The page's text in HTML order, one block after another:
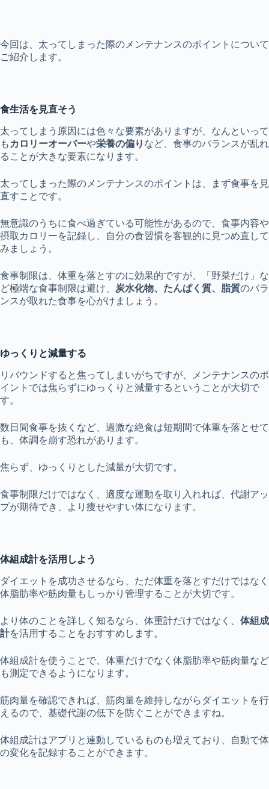
今回は、太ってしまった際のメンテナンスのポイントについて
ご紹介します。
食生活を見直そう
太ってしまう原因には色々な要素がありますが、なんといって
も カロリーオーバーや栄養の偏り など、食事のバランスが乱れ
ることが大きな要素になります。
太ってしまった際のメンテナンスのポイントは、まず食事を見
直すことです。
無意識のうちに食べ過ぎている可能性があるので、食事内容や
摂取カロリーを記録し、自分の食習慣を客観的に見つめ直して
みましょう。
食事制限は、体重を落とすのに効果的ですが、「野菜だけ」な
ど極端な食事制限は避け、 炭水化物、たんぱく質、脂質のバラ
ンスが取れた食事を心がけましょう。
ゆっくりと減量する
リバウンドすると焦ってしまいがちですが、メンテナンスのポ
イントでは焦らずにゆっくりと減量するということが大切で
す。
数日間食事を抜くなど、過激な絶食は短期間で体重を落とせて
も、体調を崩す恐れがあります。
焦らず、ゆっくりとした減量が大切です。
食事制限だけではなく、適度な運動を取り入れれば、代謝アッ
プが期待でき、より痩せやすい体になります。
体組成計を活用しよう
ダイエットを成功させるなら、ただ体重を落とすだけではなく
体脂肪率や筋肉量もしっかり管理することが大切です。
より体のことを詳しく知るなら、体重計だけではなく、 体組成
計を活用することをおすすめします。
体組成計を使うことで、体重だけでなく体脂肪率や筋肉量など
も測定できるようになります。
筋肉量を確認できれば、筋肉量を維持しながらダイエットを行
えるので、基礎代謝の低下を防ぐことができますね。
体組成計はアプリと連動しているものも増えており、自動で体
の変化を記録することができます。